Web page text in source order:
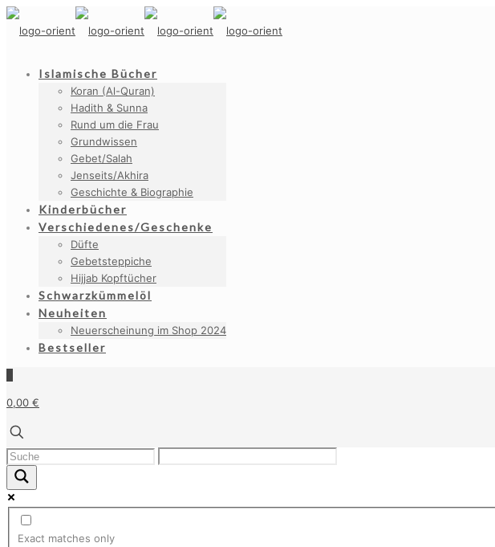
Islamische Bücher
Koran (Al-Quran)
Hadith & Sunna
Rund um die Frau
Grundwissen
Gebet/Salah
Jenseits/Akhira
Geschichte & Biographie
Kinderbücher
Verschiedenes/Geschenke
Düfte
Gebetsteppiche
Hijjab Kopftücher
Schwarzkümmelöl
Neuheiten
Neuerscheinung im Shop 2024
Bestseller
0,00 €
Exact matches only